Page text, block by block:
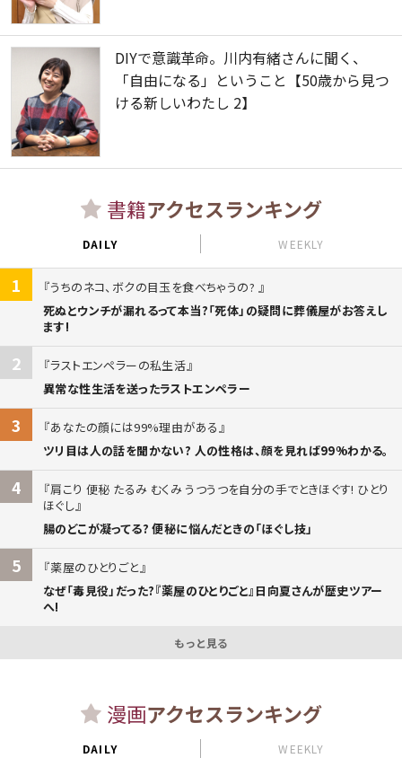
DIYで意識革命。川内有緒さんに聞く、
「自由になる」ということ【50歳から見つ
ける新しいわたし 2】
書籍アクセスランキング
DAILY WEEKLY
1
うちのネコ、ボクの目玉を食べちゃうの?
死ぬとウンチが漏れるって本当?「死体」の疑問に葬儀屋がお答えし
ます!
2
ラストエンペラーの私生活
異常な性生活を送ったラストエンペラー
3
あなたの顔には99%理由がある
ツリ目は人の話を聞かない? 人の性格は、顔を見れば99%わかる。
4
肩こり 便秘 たるみ むくみ うつうつを自分の手でときほぐす! ひとり
ほぐし
腸のどこが凝ってる? 便秘に悩んだときの「ほぐし技」
5
薬屋のひとりごと
なぜ「毒見役」だった?『薬屋のひとりごと』日向夏さんが歴史ツアー
へ!
もっと見る
漫画アクセスランキング
DAILY WEEKLY